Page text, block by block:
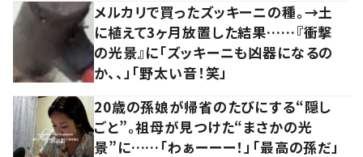
メルカリで買ったズッキーニの種。→土
に植えて3ヶ月放置した結果……『衝撃
の光景』に「ズッキーニも凶器になるの
か、、」「野太い音！笑」
20歳の孫娘が帰省のたびにする“隠し
ごと”。祖母が見つけた“まさかの光
景”に……「わぁーーー！」「最高の孫だ」